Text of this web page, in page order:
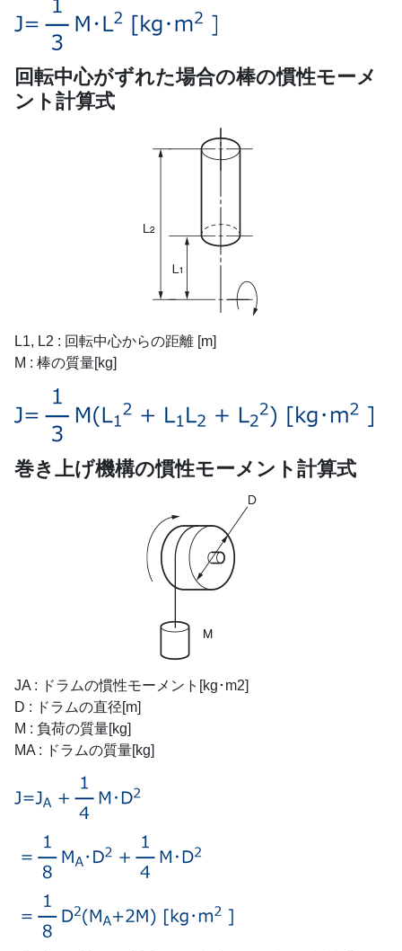
回転中心がずれた場合の棒の慣性モーメ
ント計算式
L1, L2 : 回転中心からの距離 [m]
M : 棒の質量[kg]
巻き上げ機構の慣性モーメント計算式
JA : ドラムの慣性モーメント[kg･m2]
D : ドラムの直径[m]
M : 負荷の質量[kg]
MA : ドラムの質量[kg]